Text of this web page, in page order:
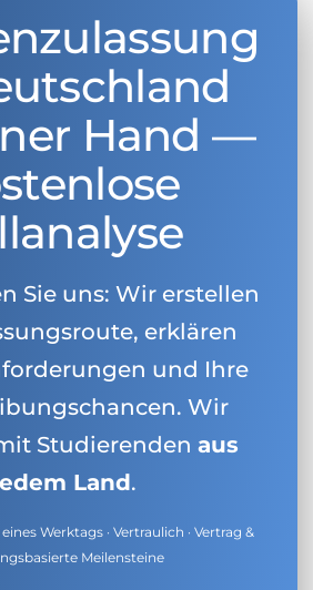
Hand —
Sie uns: Wir erstellen
erklären
und Ihre
Wir
Studierenden aus
Land.
Werktags · Vertraulich · Vertrag &
Meilensteine